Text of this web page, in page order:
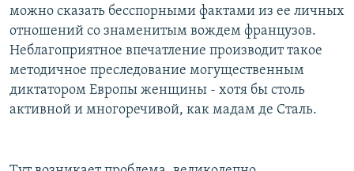
можно сказать бесспорными фактами из ее личных
отношений со знаменитым вождем французов.
Неблагоприятное впечатление производит такое
методичное преследование могущественным
диктатором Европы женщины - хотя бы столь
активной и многоречивой, как мадам де Сталь.